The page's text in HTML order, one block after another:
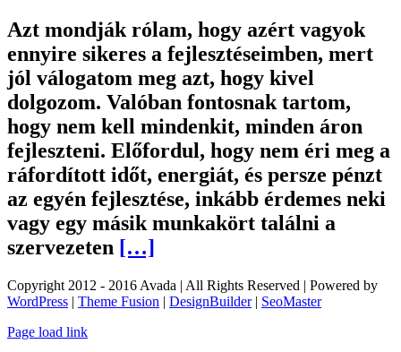
Azt mondják rólam, hogy azért vagyok
ennyire sikeres a fejlesztéseimben, mert
jól válogatom meg azt, hogy kivel
dolgozom. Valóban fontosnak tartom,
hogy nem kell mindenkit, minden áron
fejleszteni. Előfordul, hogy nem éri meg a
ráfordított időt, energiát, és persze pénzt
az egyén fejlesztése, inkább érdemes neki
vagy egy másik munkakört találni a
szervezeten […]
Copyright 2012 - 2016 Avada | All Rights Reserved | Powered by
WordPress | Theme Fusion | DesignBuilder| SeoMaster
Toggle
Page load link